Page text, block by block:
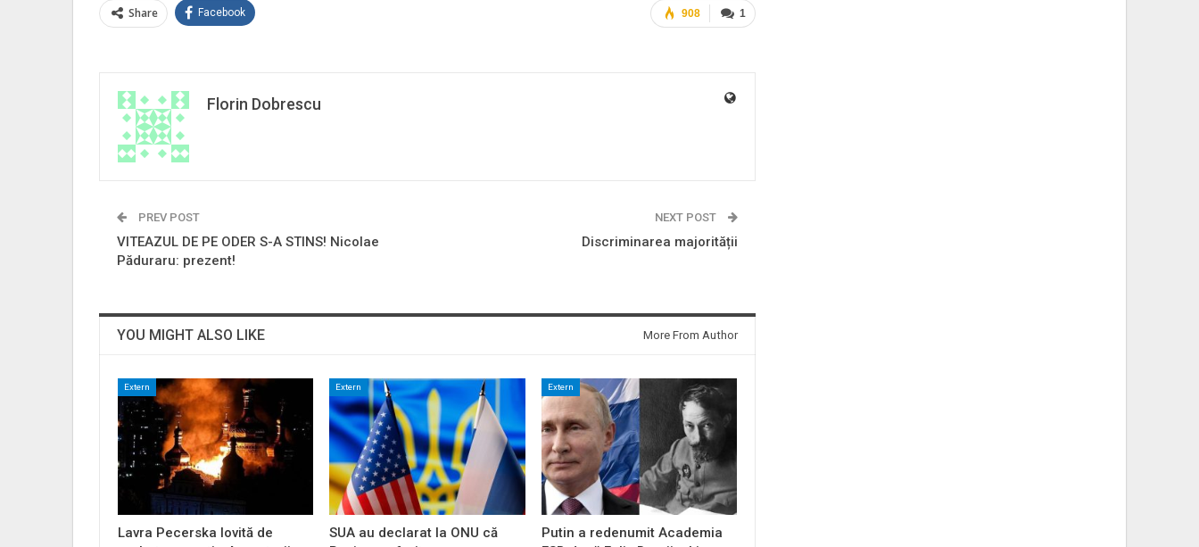
1
908
Share Facebook
Florin Dobrescu
PREV POST
VITEAZUL DE PE ODER S-A STINS! Nicolae
Păduraru: prezent!
NEXT POST
Discriminarea majorității
YOU MIGHT ALSO LIKE More From Author
Extern
Lavra Pecerska lovită de
Extern
SUA au declarat la ONU că
Extern
Putin a redenumit Academia